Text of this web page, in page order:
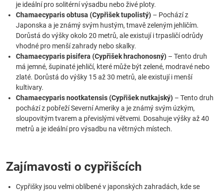
je ideální pro solitérní výsadbu nebo živé ploty.
Chamaecyparis obtusa (Cypřišek tupolistý) – Pochází z
Japonska a je známý svým hustým, tmavě zeleným jehličím.
Dorůstá do výšky okolo 20 metrů, ale existují i trpasličí odrůdy
vhodné pro menší zahrady nebo skalky.
Chamaecyparis pisifera (Cypřišek hrachonosný) – Tento druh
má jemné, šupinaté jehličí, které může být zelené, modravé nebo
zlaté. Dorůstá do výšky 15 až 30 metrů, ale existují i menší
kultivary.
Chamaecyparis nootkatensis (Cypřišek nutkajský) – Tento druh
pochází z pobřeží Severní Ameriky a je známý svým úzkým,
sloupovitým tvarem a převislými větvemi. Dosahuje výšky až 40
metrů a je ideální pro výsadbu na větrných místech.
Zajímavosti o cypřišcích
Cypřišky jsou velmi oblíbené v japonských zahradách, kde se